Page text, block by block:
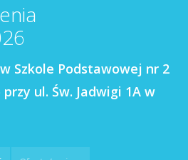
Szkole Podstawowej nr 2
ul. Św. Jadwigi 1A w